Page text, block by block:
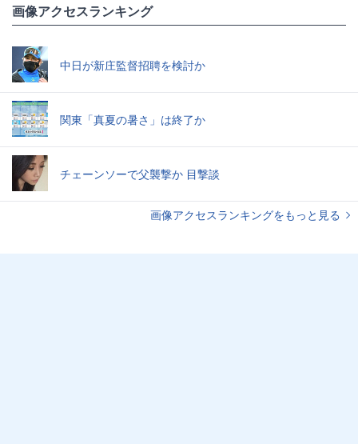
画像アクセスランキング
中日が新庄監督招聘を検討か
関東「真夏の暑さ」は終了か
チェーンソーで父襲撃か 目撃談
画像アクセスランキングをもっと見る